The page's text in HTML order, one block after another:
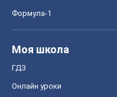
Формула-1
Моя школа
ГДЗ
Онлайн уроки